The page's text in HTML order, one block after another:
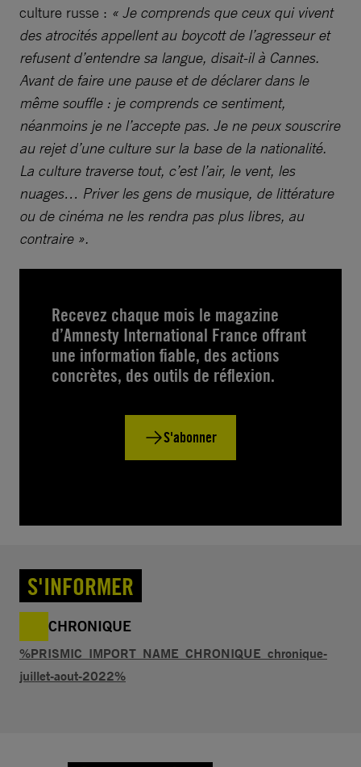
culture russe : « Je comprends que ceux qui vivent
des atrocités appellent au boycott de l’agresseur et
refusent d’entendre sa langue, disait-il à Cannes.
Avant de faire une pause et de déclarer dans le
même souffle : je comprends ce sentiment,
néanmoins je ne l’accepte pas. Je ne peux souscrire
au rejet d’une culture sur la base de la nationalité.
La culture traverse tout, c’est l’air, le vent, les
nuages… Priver les gens de musique, de littérature
ou de cinéma ne les rendra pas plus libres, au
contraire ».
Recevez chaque mois le magazine
d’Amnesty International France offrant
une information fiable, des actions
concrètes, des outils de réflexion.
S'abonner
S'INFORMER
CHRONIQUE
%PRISMIC_IMPORT_NAME_CHRONIQUE_chronique-
juillet-aout-2022%